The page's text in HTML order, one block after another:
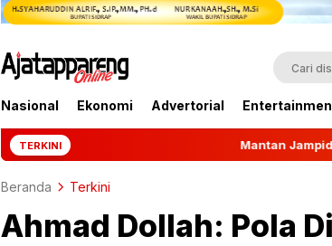
Nasional Ekonomi Advertorial
TERKINI Mantan Jampidsus Febrie
Beranda Terkini
Ahmad Dollah: Pola